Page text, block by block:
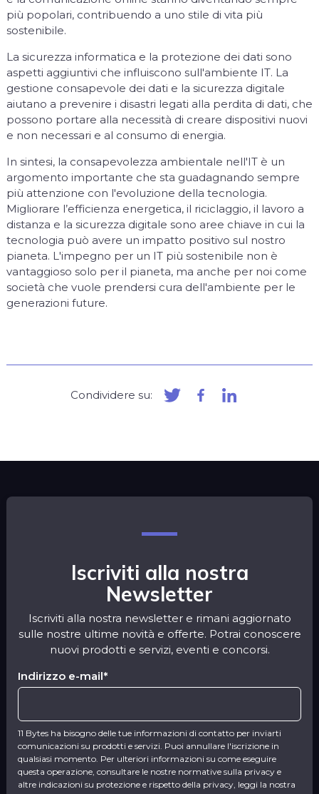
più popolari, contribuendo a uno stile di vita più
sostenibile.
La sicurezza informatica e la protezione dei dati sono
aspetti aggiuntivi che influiscono sull'ambiente IT. La
gestione consapevole dei dati e la sicurezza digitale
aiutano a prevenire i disastri legati alla perdita di dati, che
possono portare alla necessità di creare dispositivi nuovi
e non necessari e al consumo di energia.
In sintesi, la consapevolezza ambientale nell'IT è un
argomento importante che sta guadagnando sempre
più attenzione con l'evoluzione della tecnologia.
Migliorare l’efficienza energetica, il riciclaggio, il lavoro a
distanza e la sicurezza digitale sono aree chiave in cui la
tecnologia può avere un impatto positivo sul nostro
pianeta. L'impegno per un IT più sostenibile non è
vantaggioso solo per il pianeta, ma anche per noi come
società che vuole prendersi cura dell'ambiente per le
generazioni future.
Condividere su:
Iscriviti alla nostra
Newsletter
Iscriviti alla nostra newsletter e rimani aggiornato
sulle nostre ultime novità e offerte. Potrai conoscere
nuovi prodotti e servizi, eventi e concorsi.
Indirizzo e-mail*
11 Bytes ha bisogno delle tue informazioni di contatto per inviarti
comunicazioni su prodotti e servizi. Puoi annullare l'iscrizione in
qualsiasi momento. Per ulteriori informazioni su come eseguire
questa operazione, consultare le nostre normative sulla privacy e
altre indicazioni su protezione e rispetto della privacy, leggi la nostra